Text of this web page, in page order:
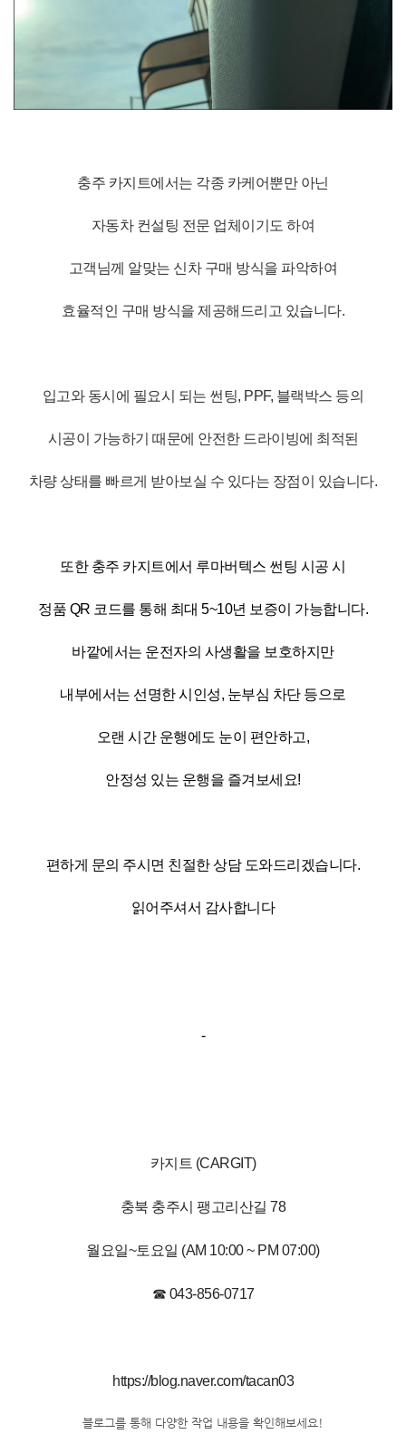
충주 카지트에서는 각종 카케어뿐만 아닌
자동차 컨설팅 전문 업체이기도 하여
고객님께 알맞는 신차 구매 방식을 파악하여
효율적인 구매 방식을 제공해드리고 있습니다.
입고와 동시에 필요시 되는 썬팅, PPF, 블랙박스 등의
시공이 가능하기 때문에 안전한 드라이빙에 최적된
차량 상태를 빠르게 받아보실 수 있다는 장점이 있습니다.
또한 충주 카지트에서 루마버텍스 썬팅 시공 시
정품 QR 코드를 통해 최대 5~10년 보증이 가능합니다.
바깥에서는 운전자의 사생활을 보호하지만
내부에서는 선명한 시인성, 눈부심 차단 등으로
오랜 시간 운행에도 눈이 편안하고,
안정성 있는 운행을 즐겨보세요!
편하게 문의 주시면 친절한 상담 도와드리겠습니다.
읽어주셔서 감사합니다
-
카지트 (CARGIT)
충북 충주시 팽고리산길 78
월요일~토요일 (AM 10:00 ~ PM 07:00)
☎ 043-856-0717
https://blog.naver.com/tacan03
블로그를 통해 다양한 작업 내용을 확인해보세요!